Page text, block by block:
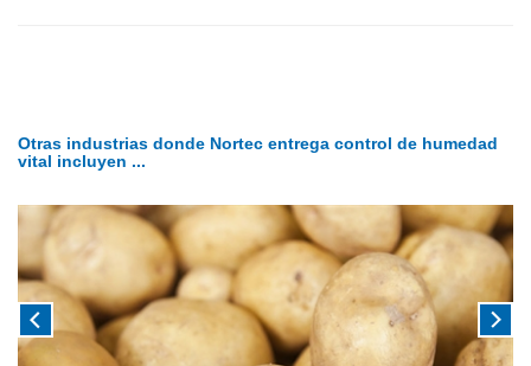
Otras industrias donde Nortec entrega control de humedad
vital incluyen ...